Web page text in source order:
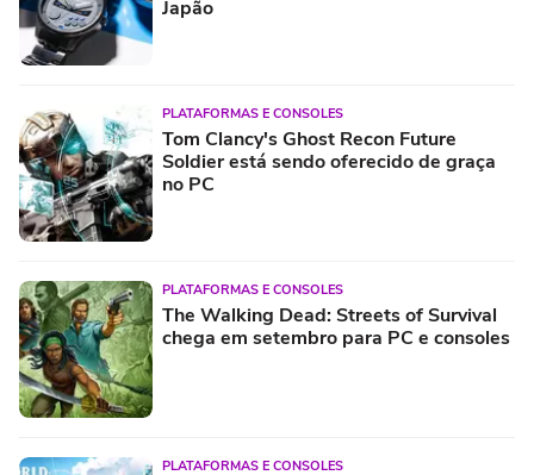
Japão
PLATAFORMAS E CONSOLES
Tom Clancy's Ghost Recon Future
Soldier está sendo oferecido de graça
no PC
PLATAFORMAS E CONSOLES
The Walking Dead: Streets of Survival
chega em setembro para PC e consoles
PLATAFORMAS E CONSOLES